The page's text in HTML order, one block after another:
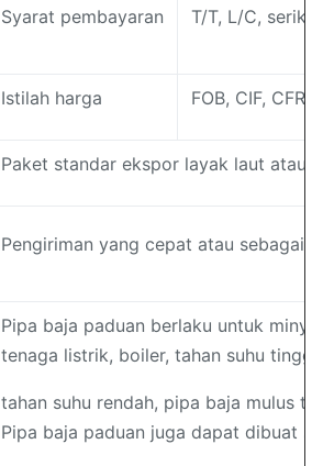
Syarat pembayaran T/T, L/C,
Istilah harga FOB, CIF,
Paket standar ekspor layak laut atau
Pengiriman yang cepat atau sebagai
Pipa baja paduan berlaku untuk
tenaga listrik, boiler, tahan suhu tinggi,
tahan suhu rendah, pipa baja mulus
Pipa baja paduan juga dapat dibuat